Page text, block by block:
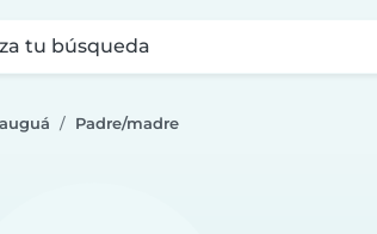
tu búsqueda
Padre/madre